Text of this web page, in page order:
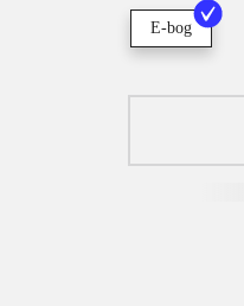
E-bog